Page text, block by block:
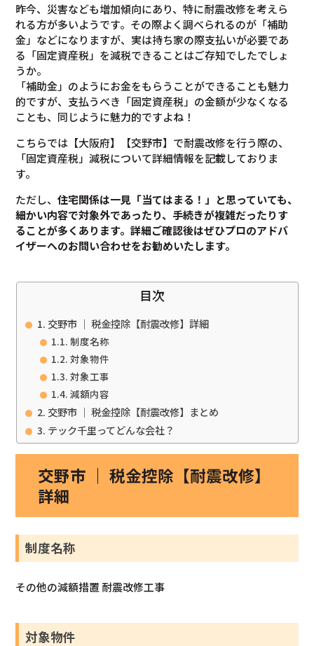
昨今、災害なども増加傾向にあり、特に耐震改修を考えら
れる方が多いようです。その際よく調べられるのが「補助
金」などになりますが、実は持ち家の際支払いが必要であ
る「固定資産税」を減税できることはご存知でしたでしょ
うか。
「補助金」のようにお金をもらうことができることも魅力
的ですが、支払うべき「固定資産税」の金額が少なくなる
ことも、同じように魅力的ですよね！
こちらでは【大阪府】【交野市】で耐震改修を行う際の、
「固定資産税」減税について詳細情報を記載しておりま
す。
ただし、住宅関係は一見「当てはまる！」と思っていても、
細かい内容で対象外であったり、手続きが複雑だったりす
ることが多くあります。詳細ご確認後はぜひプロのアドバ
イザーへのお問い合わせをお勧めいたします。
目次
交野市 ｜ 税金控除【耐震改修】詳細
制度名称
対象物件
対象工事
減額内容
交野市 ｜ 税金控除【耐震改修】まとめ
テック千里ってどんな会社？
交野市 ｜ 税金控除【耐震改修】
詳細
制度名称
その他の減額措置 耐震改修工事
対象物件